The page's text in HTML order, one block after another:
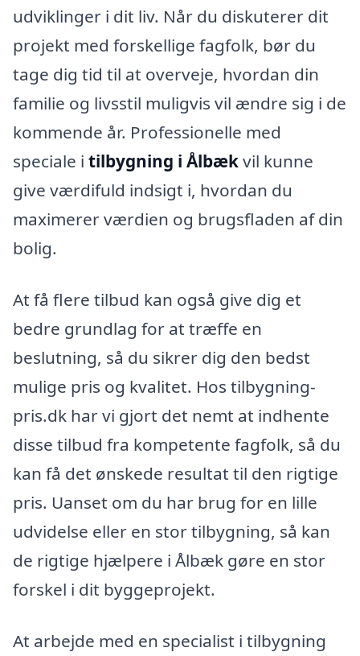
udviklinger i dit liv. Når du diskuterer dit
projekt med forskellige fagfolk, bør du
tage dig tid til at overveje, hvordan din
familie og livsstil muligvis vil ændre sig i de
kommende år. Professionelle med
speciale i tilbygning i Ålbækvil kunne
give værdifuld indsigt i, hvordan du
maximerer værdien og brugsfladen af din
bolig.
At få flere tilbud kan også give dig et
bedre grundlag for at træffe en
beslutning, så du sikrer dig den bedst
mulige pris og kvalitet. Hos tilbygning-
pris.dk har vi gjort det nemt at indhente
disse tilbud fra kompetente fagfolk, så du
kan få det ønskede resultat til den rigtige
pris. Uanset om du har brug for en lille
udvidelse eller en stor tilbygning, så kan
de rigtige hjælpere i Ålbæk gøre en stor
forskel i dit byggeprojekt.
At arbejde med en specialist i tilbygning